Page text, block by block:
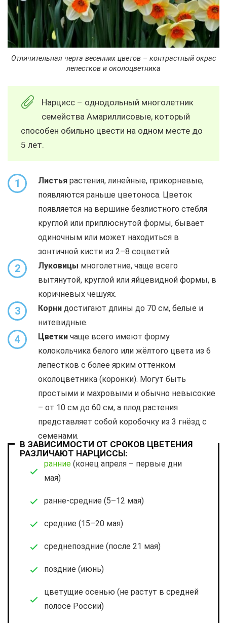
Отличительная черта весенних цветов – контрастный окрас
лепестков и околоцветника
Нарцисс – однодольный многолетник
семейства Амариллисовые, который
способен обильно цвести на одном месте до
5 лет.
1 Листья растения, линейные, прикорневые,
появляются раньше цветоноса. Цветок
появляется на вершине безлистного стебля
круглой или приплюснутой формы, бывает
одиночным или может находиться в
зонтичной кисти из 2–8 соцветий.
2 Луковицы многолетние, чаще всего
вытянутой, круглой или яйцевидной формы, в
коричневых чешуях.
3 Корни достигают длины до 70 см, белые и
нитевидные.
4 Цветки чаще всего имеют форму
колокольчика белого или жёлтого цвета из 6
лепестков с более ярким оттенком
околоцветника (коронки). Могут быть
простыми и махровыми и обычно невысокие
– от 10 см до 60 см, а плод растения
представляет собой коробочку из 3 гнёзд с
семенами.
В ЗАВИСИМОСТИ ОТ СРОКОВ ЦВЕТЕНИЯ
РАЗЛИЧАЮТ НАРЦИССЫ:
ранние (конец апреля – первые дни
мая)
ранне-средние (5–12 мая)
средние (15–20 мая)
среднепоздние (после 21 мая)
поздние (июнь)
цветущие осенью (не растут в средней
полосе России)